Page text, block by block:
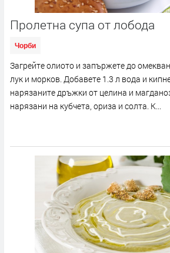
Пролетна супа от лобода
Чорби
Загрейте олиото и запържете до
лук и морков. Добавете 1.3 л вода и
нарязаните дръжки от целина и
нарязани на кубчета, ориза и солта. К...